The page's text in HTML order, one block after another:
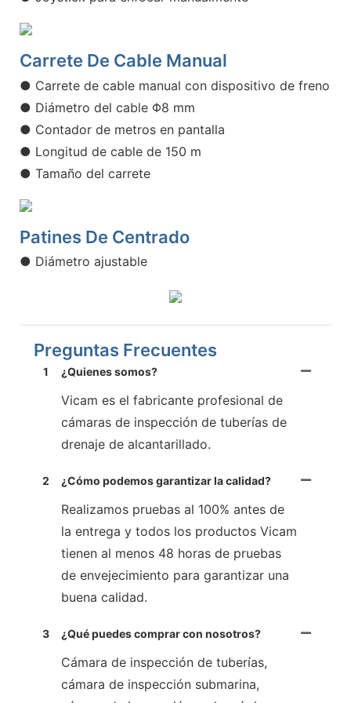
Carrete De Cable Manual
● Carrete de cable manual con dispositivo de freno
● Diámetro del cable Φ8 mm
● Contador de metros en pantalla
● Longitud de cable de 150 m
● Tamaño del carrete
Patines De Centrado
● Diámetro ajustable
Preguntas Frecuentes
1 ¿Quienes somos?
Vicam es el fabricante profesional de
cámaras de inspección de tuberías de
drenaje de alcantarillado.
2 ¿Cómo podemos garantizar la calidad?
Realizamos pruebas al 100% antes de
la entrega y todos los productos Vicam
tienen al menos 48 horas de pruebas
de envejecimiento para garantizar una
buena calidad.
3 ¿Qué puedes comprar con nosotros?
Cámara de inspección de tuberías,
cámara de inspección submarina,